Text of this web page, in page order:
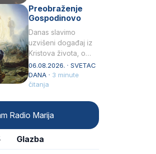
Tko će…
Preobraženje
Gospodinovo
Danas slavimo
uzvišeni događaj iz
Kristova života, o
kojem nas izvješćuju
evanđelisti Matej,
Marko i Luka te sveti
06.08.2026. · SVETAC
DANA · 3 minute
čitanja
Radio Marija
Glazba